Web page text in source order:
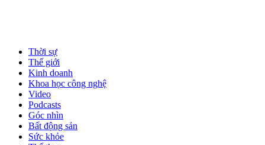
Thời sự
Thế giới
Kinh doanh
Khoa học công nghệ
Video
Podcasts
Góc nhìn
Bất động sản
Sức khỏe